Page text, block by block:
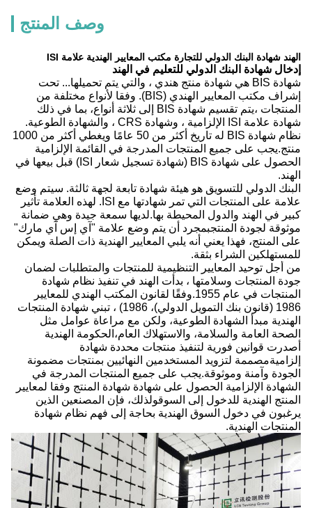
وصف المنتج
الهند شهادة البنك الدولي للتجارة مكتب المعايير الهندية علامة ISI
إدخال شهادة البنك الدولي للتعليم في الهند
شهادة BIS هي شهادة منتج هندي ، والتي يتم تحميلها... تحت
إشراف مكتب المعايير الهندي (BIS). وفقا لأنواع مختلفة من
المنتجات ،يتم تقسيم شهادة BIS إلى ثلاثة أنواع، بما في ذلك
شهادة علامة ISI الإلزامية ، وشهادة CRS ، والشهادة الطوعية.
نظام شهادة BIS له تاريخ أكثر من 50 عامًا ويغطي أكثر من 1000
منتج.يجب على جميع المنتجات المدرجة في القائمة الإلزامية
الحصول على شهادة BIS (شهادة تسجيل شعار ISI) قبل بيعها في
الهند.
البنك الدولي للتسويق هو هيئة شهادة تابعة لجهة ثالثة. سيتم وضع
علامة على المنتجات التي تمر شهادتها مع ISI. لهذه العلامة تأثير
كبير في الهند والدول المحيطة بها.لديها سمعة جيدة وهي ضمانة
موثوقة لجودة المنتجبمجرد أن يتم وضع علامة "آي إس آي مارك"
على المنتج، فهذا يعني أنه يلبي المعايير الهندية ذات الصلة ويمكن
للمستهلكين الشراء بثقة.
من أجل توحيد المعايير التنظيمية للمنتجات والمتطلبات لضمان
جودة المنتجات وسلامتها ، بدأت الهند في تنفيذ نظام شهادة
المنتجات في عام 1955.وفقًا لقانون المكتب الهندي للمعايير
1986 (قانون بنك التمويل الدولي)، 1986) ، تبني شهادة المنتجات
الهندية مبدأ الشهادة الطوعية، ولكن مع مراعاة عوامل مثل
الصحة العامة والسلامة، والاستهلاك العام،الحكومة الهندية
أصدرت قوانين فورية لتنفيذ منتجات محددة شهادة
إلزاميةمصممة لتزويد المستخدمين النهائيين بمنتجات مضمونة
الجودة وآمنة وموثوقة.يجب على جميع المنتجات المدرجة في
الشهادة الإلزامية الحصول على شهادة شهادة المنتج وفقا لمعايير
المنتج الهندية للدخول إلى السوقولذلك، فإن المصنعين الذين
يرغبون في دخول السوق الهندية بحاجة إلى فهم نظام شهادة
المنتجات الهندية.